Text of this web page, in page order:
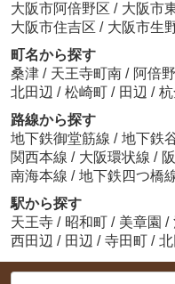
大阪市阿倍野区 / 大阪市
大阪市住吉区 / 大阪市生
町名から探す
桑津 / 天王寺町南 / 阿倍
北田辺 / 松崎町 / 田辺 /
路線から探す
地下鉄御堂筋線 / 地下鉄
関西本線 / 大阪環状線 /
南海本線 / 地下鉄四つ橋
駅から探す
天王寺 / 昭和町 / 美章園 /
西田辺 / 田辺 / 寺田町 / 北